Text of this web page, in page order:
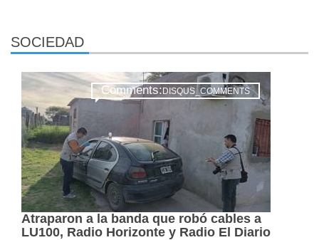
SOCIEDAD
Comments:DISQUS_COMMENTS
Atraparon a la banda que robó cables a
LU100, Radio Horizonte y Radio El Diario